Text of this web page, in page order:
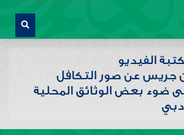
الفيديو
جريس عن صور التكافل
ضوء بعض الوثائق المحلية